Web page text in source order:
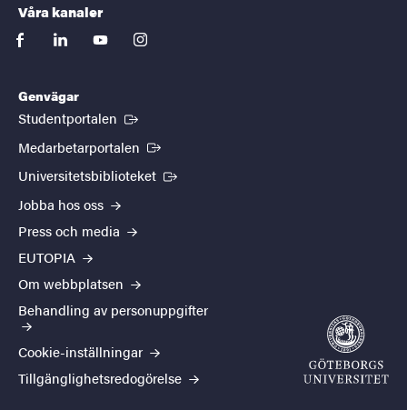
Våra kanaler
facebooklinkedinyoutubeinstagram
Genvägar
Studentportalen (Extern länk)
Medarbetarportalen (Extern länk)
Universitetsbiblioteket (Extern länk)
Jobba hos oss
Press och media
EUTOPIA
Om webbplatsen
Behandling av personuppgifter
Cookie-inställningar
Tillgänglighetsredogörelse